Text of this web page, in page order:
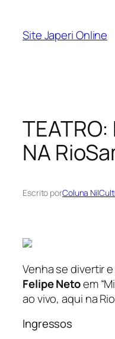
Site Japeri Online
TEATRO:
NA
Escrito porColuna
Venha se divertir
Felipe Netoem
ao vivo, aqui na
Ingressos